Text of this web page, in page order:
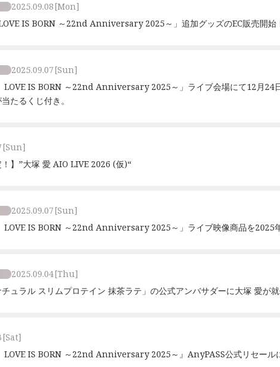
2025.09.08[Mon]
LOVE IS BORN ～22nd Anniversary 2025～」追加グッズのEC販売開始
2025.09.07[Sun]
LOVE IS BORN ～22nd Anniversary 2025～」ライブ会場にて12月24
たるくじ付き。
[Sun]
！】”大塚 愛 AIO LIVE 2026 (仮)“
2025.09.07[Sun]
LOVE IS BORN ～22nd Anniversary 2025～」ライブ映像商品を2025
2025.09.04[Thu]
チュラル スリムプロテイン 抹茶ラテ」の公式アンバサダーに大塚 愛が就
[Sat]
LOVE IS BORN ～22nd Anniversary 2025～』AnyPASS公式リセール